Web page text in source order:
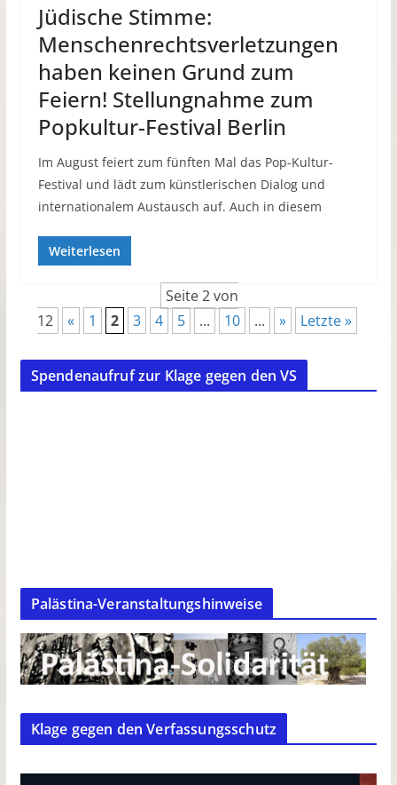
Jüdische Stimme:
Menschenrechtsverletzungen
haben keinen Grund zum
Feiern! Stellungnahme zum
Popkultur-Festival Berlin
Im August feiert zum fünften Mal das Pop-Kultur-
Festival und lädt zum künstlerischen Dialog und
internationalem Austausch auf. Auch in diesem
Weiterlesen
Seite 2 von
12
« 1 2 3 4 5 ... 10 ... » Letzte »
Spendenaufruf zur Klage gegen den VS
Palästina-Veranstaltungshinweise
Klage gegen den Verfassungsschutz